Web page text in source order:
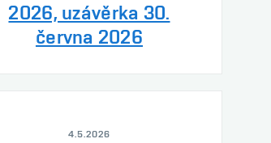
2026, uzávěrka 30.
června 2026
4.5.2026